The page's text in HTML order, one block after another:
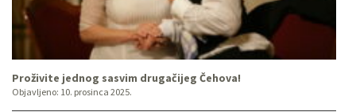
Proživite jednog sasvim drugačijeg Čehova!
Objavljeno: 10. prosinca 2025.